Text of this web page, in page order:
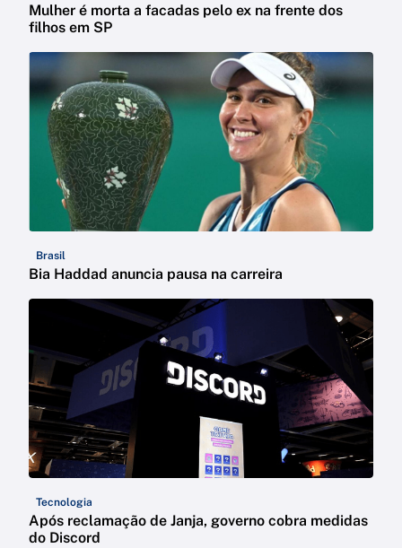
Mulher é morta a facadas pelo ex na frente dos
filhos em SP
Brasil
Bia Haddad anuncia pausa na carreira
Tecnologia
Após reclamação de Janja, governo cobra medidas
do Discord